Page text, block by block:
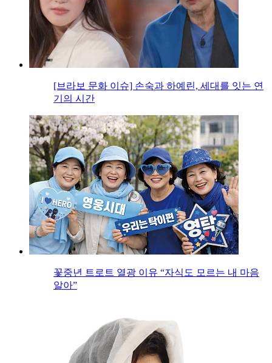
[브라보 문화 이슈] 손숙과 하예린, 세대를 잇는 연
기의 시간
꽃중년 트로트 열광 이유 “자식도 모르는 내 마음
알아”